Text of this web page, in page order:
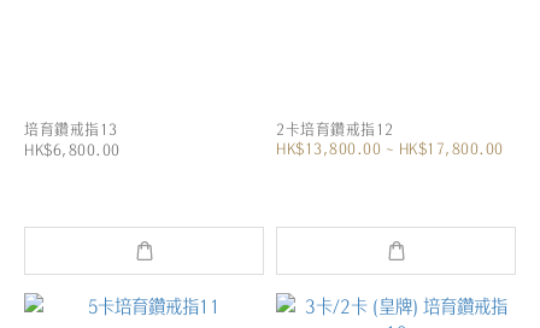
培育鑽戒指13
HK$6,800.00
2卡培育鑽戒指12
HK$13,800.00 ~ HK$17,800.00